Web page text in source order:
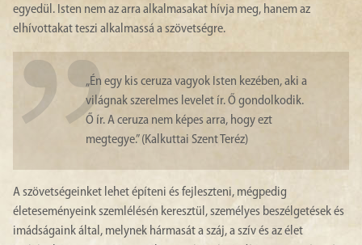
egyedül. Isten nem az arra alkalmasakat hívja meg, hanem az
elhívottakat teszi alkalmassá a szövetségre.
„Én egy kis ceruza vagyok Isten kezében, aki a
világnak szerelmes levelet ír. Ő gondolkodik.
Ő ír. A ceruza nem képes arra, hogy ezt
megtegye.” (Kalkuttai Szent Teréz)
A szövetségeinket lehet építeni és fejleszteni, mégpedig
életeseményeink szemlélésén keresztül, személyes beszélgetések és
imádságaink által, melynek hármasát a száj, a szív és az élet